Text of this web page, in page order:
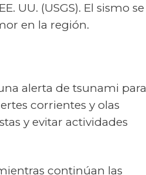
UU. (USGS). El sismo se
en la región.
alerta de tsunami para
corrientes y olas
y evitar actividades
continúan las